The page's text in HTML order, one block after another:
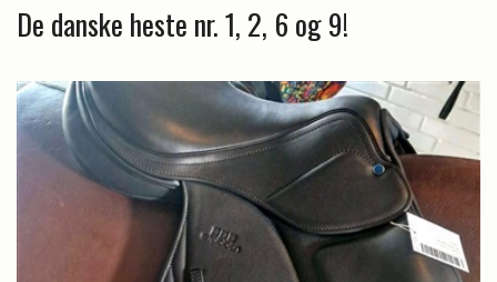
De danske heste nr. 1, 2, 6 og 9!